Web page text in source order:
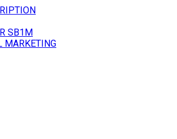
SB1M
MARKETING